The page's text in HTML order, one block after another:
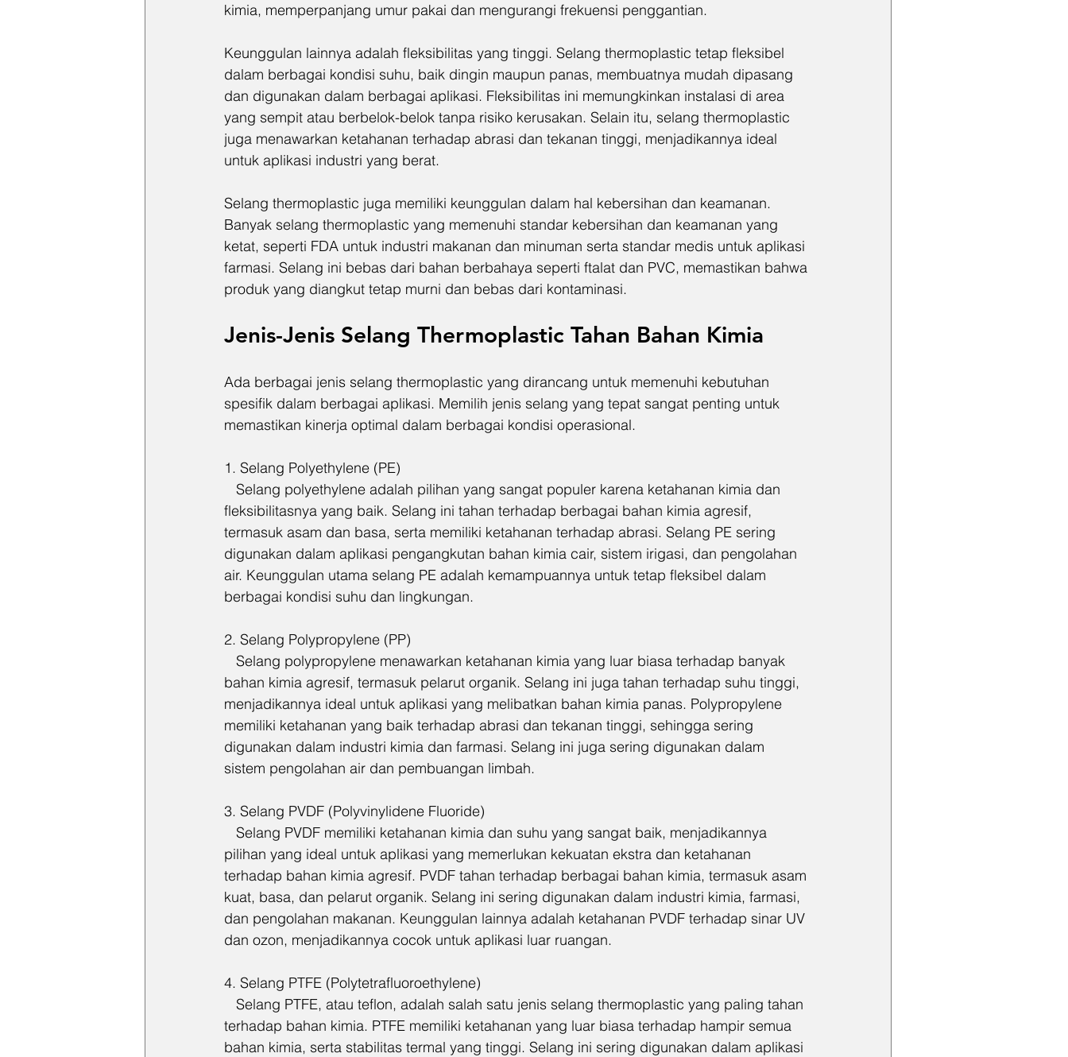
kimia, memperpanjang umur pakai dan mengurangi frekuensi penggantian.
Keunggulan lainnya adalah fleksibilitas yang tinggi. Selang thermoplastic tetap fleksibel
dalam berbagai kondisi suhu, baik dingin maupun panas, membuatnya mudah dipasang
dan digunakan dalam berbagai aplikasi. Fleksibilitas ini memungkinkan instalasi di area
yang sempit atau berbelok-belok tanpa risiko kerusakan. Selain itu, selang thermoplastic
juga menawarkan ketahanan terhadap abrasi dan tekanan tinggi, menjadikannya ideal
untuk aplikasi industri yang berat.
Selang thermoplastic juga memiliki keunggulan dalam hal kebersihan dan keamanan.
Banyak selang thermoplastic yang memenuhi standar kebersihan dan keamanan yang
ketat, seperti FDA untuk industri makanan dan minuman serta standar medis untuk aplikasi
farmasi. Selang ini bebas dari bahan berbahaya seperti ftalat dan PVC, memastikan bahwa
produk yang diangkut tetap murni dan bebas dari kontaminasi.
Jenis-Jenis Selang Thermoplastic Tahan Bahan Kimia
Ada berbagai jenis selang thermoplastic yang dirancang untuk memenuhi kebutuhan
spesifik dalam berbagai aplikasi. Memilih jenis selang yang tepat sangat penting untuk
memastikan kinerja optimal dalam berbagai kondisi operasional.
1. Selang Polyethylene (PE)
Selang polyethylene adalah pilihan yang sangat populer karena ketahanan kimia dan
fleksibilitasnya yang baik. Selang ini tahan terhadap berbagai bahan kimia agresif,
termasuk asam dan basa, serta memiliki ketahanan terhadap abrasi. Selang PE sering
digunakan dalam aplikasi pengangkutan bahan kimia cair, sistem irigasi, dan pengolahan
air. Keunggulan utama selang PE adalah kemampuannya untuk tetap fleksibel dalam
berbagai kondisi suhu dan lingkungan.
2. Selang Polypropylene (PP)
Selang polypropylene menawarkan ketahanan kimia yang luar biasa terhadap banyak
bahan kimia agresif, termasuk pelarut organik. Selang ini juga tahan terhadap suhu tinggi,
menjadikannya ideal untuk aplikasi yang melibatkan bahan kimia panas. Polypropylene
memiliki ketahanan yang baik terhadap abrasi dan tekanan tinggi, sehingga sering
digunakan dalam industri kimia dan farmasi. Selang ini juga sering digunakan dalam
sistem pengolahan air dan pembuangan limbah.
3. Selang PVDF (Polyvinylidene Fluoride)
Selang PVDF memiliki ketahanan kimia dan suhu yang sangat baik, menjadikannya
pilihan yang ideal untuk aplikasi yang memerlukan kekuatan ekstra dan ketahanan
terhadap bahan kimia agresif. PVDF tahan terhadap berbagai bahan kimia, termasuk asam
kuat, basa, dan pelarut organik. Selang ini sering digunakan dalam industri kimia, farmasi,
dan pengolahan makanan. Keunggulan lainnya adalah ketahanan PVDF terhadap sinar UV
dan ozon, menjadikannya cocok untuk aplikasi luar ruangan.
4. Selang PTFE (Polytetrafluoroethylene)
Selang PTFE, atau teflon, adalah salah satu jenis selang thermoplastic yang paling tahan
terhadap bahan kimia. PTFE memiliki ketahanan yang luar biasa terhadap hampir semua
bahan kimia, serta stabilitas termal yang tinggi. Selang ini sering digunakan dalam aplikasi